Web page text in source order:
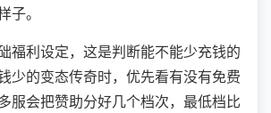
子。
福利设定，这是判断能不能少充钱的
少的变态传奇时，优先看有没有免费
服会把赞助分好几个档次，最低档比